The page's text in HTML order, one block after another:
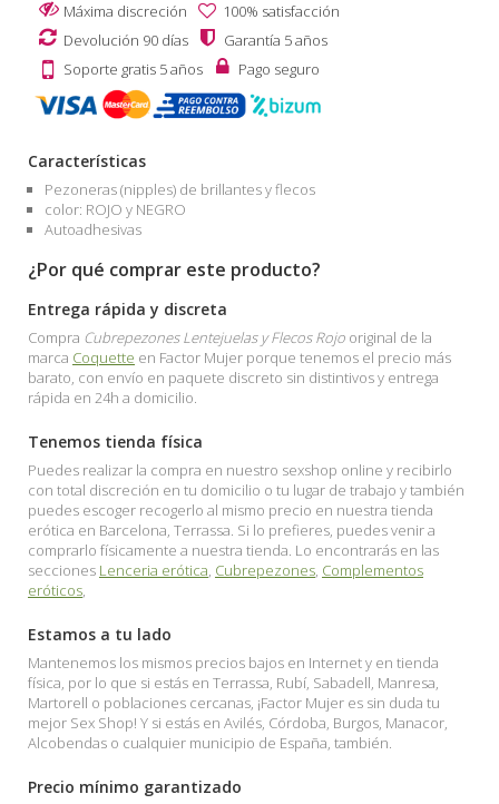
Máxima discreción
100% satisfacción
Devolución 90 días
Garantía 5 años
Soporte gratis 5 años
Pago seguro
Características
Pezoneras (nipples) de brillantes y flecos
color: ROJO y NEGRO
Autoadhesivas
¿Por qué comprar este producto?
Entrega rápida y discreta
Compra Cubrepezones Lentejuelas y Flecos Rojo original de la
marca Coquette en Factor Mujer porque tenemos el precio más
barato, con envío en paquete discreto sin distintivos y entrega
rápida en 24h a domicilio.
Tenemos tienda física
Puedes realizar la compra en nuestro sexshop online y recibirlo
con total discreción en tu domicilio o tu lugar de trabajo y también
puedes escoger recogerlo al mismo precio en nuestra tienda
erótica en Barcelona, Terrassa. Si lo prefieres, puedes venir a
comprarlo físicamente a nuestra tienda. Lo encontrarás en las
secciones Lenceria erótica, Cubrepezones, Complementos
eróticos,
Estamos a tu lado
Mantenemos los mismos precios bajos en Internet y en tienda
física, por lo que si estás en Terrassa, Rubí, Sabadell, Manresa,
Martorell o poblaciones cercanas, ¡Factor Mujer es sin duda tu
mejor Sex Shop! Y si estás en Avilés, Córdoba, Burgos, Manacor,
Alcobendas o cualquier municipio de España, también.
Precio mínimo garantizado